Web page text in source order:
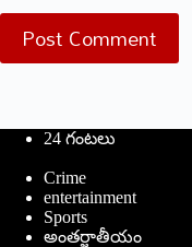
Post Comment
24 గంటలు
Crime
entertainment
Sports
అంతర్జాతీయం